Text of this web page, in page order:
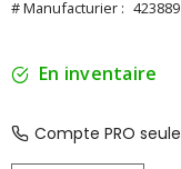
# Manufacturier : 423889
En inventaire
Compte PRO